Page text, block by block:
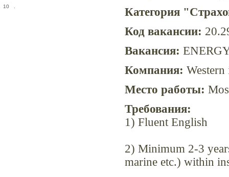
10
Категория
Код вакансии:
Вакансия:
Компания: Western
Место работы:
Требования:
1) Fluent English
2) Minimum 2-3
marine etc.) within